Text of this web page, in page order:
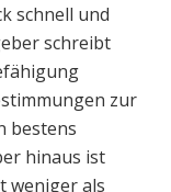
schnell und
schreibt
zur
bestens
hinaus ist
weniger als